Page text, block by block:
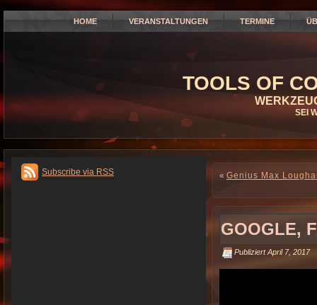
HOME VERANSTALTUNGEN TERMINE
TOOLS OF
SEI
Subscribe via RSS « Genius Max
GOOGLE,
Publiziert April 7, 2017